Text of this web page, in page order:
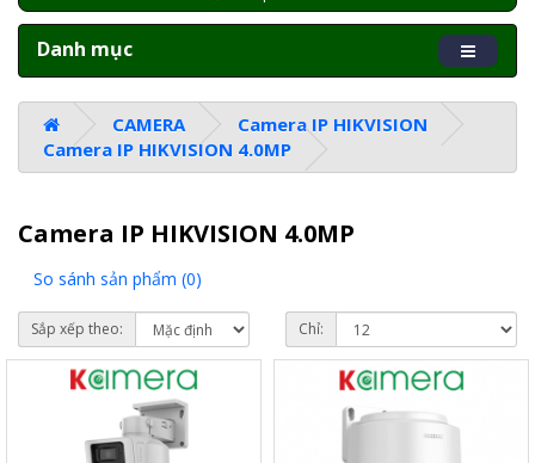
Danh mục
CAMERA
Camera IP HIKVISION
Camera IP HIKVISION 4.0MP
Camera IP HIKVISION 4.0MP
So sánh sản phẩm (0)
Sắp xếp theo: Chỉ: